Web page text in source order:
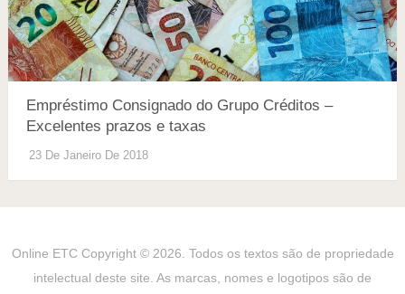
Empréstimo Consignado do Grupo Créditos –
Excelentes prazos e taxas
23 De Janeiro De 2018
Online ETCCopyright © 2026. Todos os textos são de propriedade
intelectual deste site. As marcas, nomes e logotipos são de